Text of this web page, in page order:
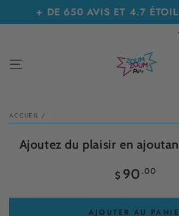
IGNORER LE
CONTENU
+ DE 650 AVIS ET 4.7
LE PRODUIT
ACCUEIL /
Ajoutez du plaisir en
Prix
normal
$ 90 .00
AJOUTER AU